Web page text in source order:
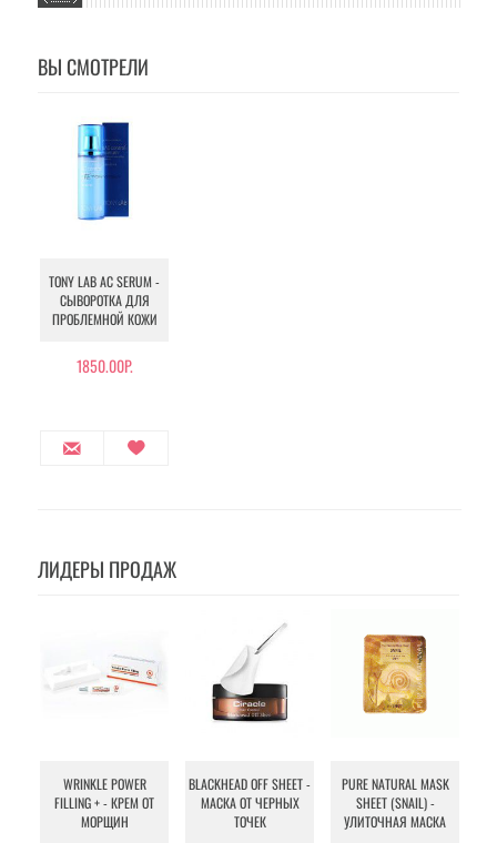
ВЫ СМОТРЕЛИ
TONY LAB AC SERUM -
СЫВОРОТКА ДЛЯ
ПРОБЛЕМНОЙ КОЖИ
1850.00Р.
ЛИДЕРЫ ПРОДАЖ
WRINKLE POWER
FILLING + - КРЕМ ОТ
МОРЩИН
BLACKHEAD OFF SHEET -
МАСКА ОТ ЧЕРНЫХ
ТОЧЕК
PURE NATURAL MASK
SHEET (SNAIL) -
УЛИТОЧНАЯ МАСКА